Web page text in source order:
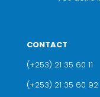
CONTACT
(+253) 21 35 60 11
(+253) 21 35 60 92